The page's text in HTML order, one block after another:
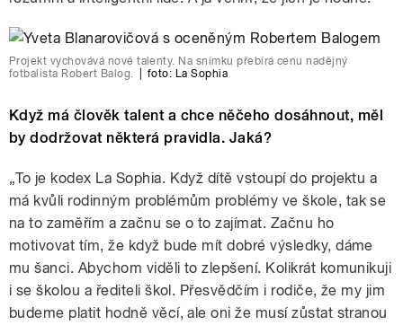
Projekt vychovává nové talenty. Na snímku přebírá cenu nadějný
fotbalista Robert Balog.
foto: La Sophia
Když má člověk talent a chce něčeho dosáhnout, měl
by dodržovat některá pravidla. Jaká?
„To je kodex La Sophia. Když dítě vstoupí do projektu a
má kvůli rodinným problémům problémy ve škole, tak se
na to zaměřím a začnu se o to zajímat. Začnu ho
motivovat tím, že když bude mít dobré výsledky, dáme
mu šanci. Abychom viděli to zlepšení. Kolikrát komunikuji
i se školou a řediteli škol. Přesvědčím i rodiče, že my jim
budeme platit hodně věcí, ale oni že musí zůstat stranou